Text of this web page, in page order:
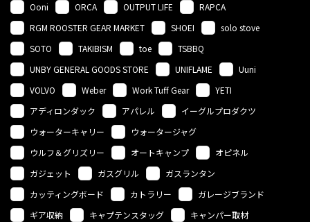
Ooni
ORCA OUTPUT LIFE
RAPCA
RGM ROOSTER GEAR MARKET
SHOEI
solo stove
SOTO
TAKIBISM toe
TSBBQ
UNBY GENERAL GOODS STORE
UNIFLAME
Uuni
VOLVO
Weber Work Tuff Gear
YETI
アディロンダック
アパレル
イーグルプロダクツ
ウォーターキャリー
ウォータージャグ
ウルフ＆グリズリー
オートキャンプ
オピネル
ガジェット
ガスグリル
ガスランタン
カッティングボード
カトラリー
ガレージブランド
ギア収納
キャプテンスタッグ
キャンパー取材